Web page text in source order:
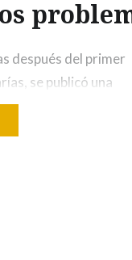
después del primer
se publicó una
del que era
de la